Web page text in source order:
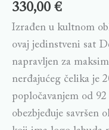
330,00 €
Izrađen u kultnom
ovaj jedinstveni sat
napravljen za
nerđajućeg čelika je
popločavanjem od
obezbjeđuje savršen